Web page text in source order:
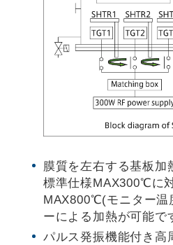
膜質を左右する基板加
標準仕様MAX300℃に
MAX800℃(モニター温
ーによる加熱が可能で
パルス発振機能付き高